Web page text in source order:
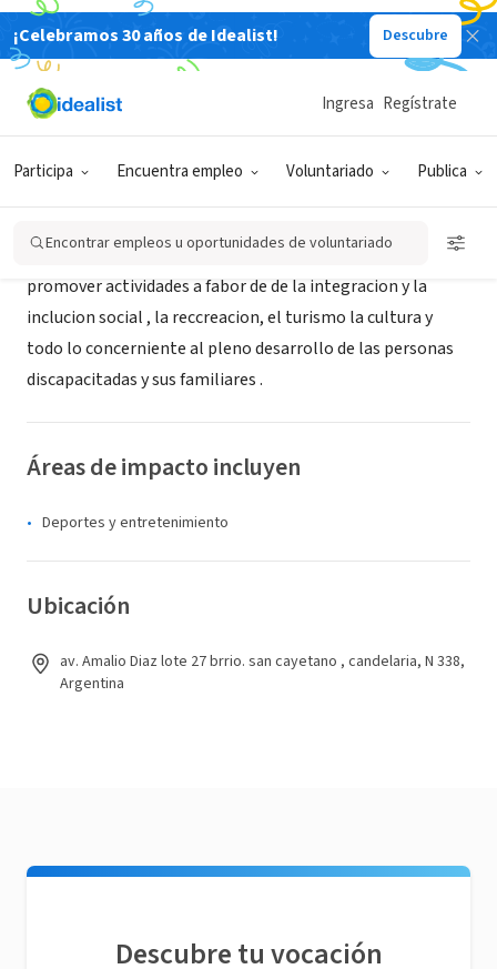
¡Celebramos 30 años de Idealist! Descubre
Participa Encuentra empleo Voluntariado Publica
Ingresa Regístrate
Encontrar empleos u oportunidades de voluntariado
ORGANIZACIÓN SIN FIN DE LUCRO
igualdad
promover actividades a fabor de de la integracion y la
inclucion social , la reccreacion, el turismo la cultura y
todo lo concerniente al pleno desarrollo de las personas
discapacitadas y sus familiares .
Áreas de impacto incluyen
Deportes y entretenimiento
Ubicación
av. Amalio Diaz lote 27 brrio. san cayetano , candelaria, N 338,
Argentina
Descubre tu vocación